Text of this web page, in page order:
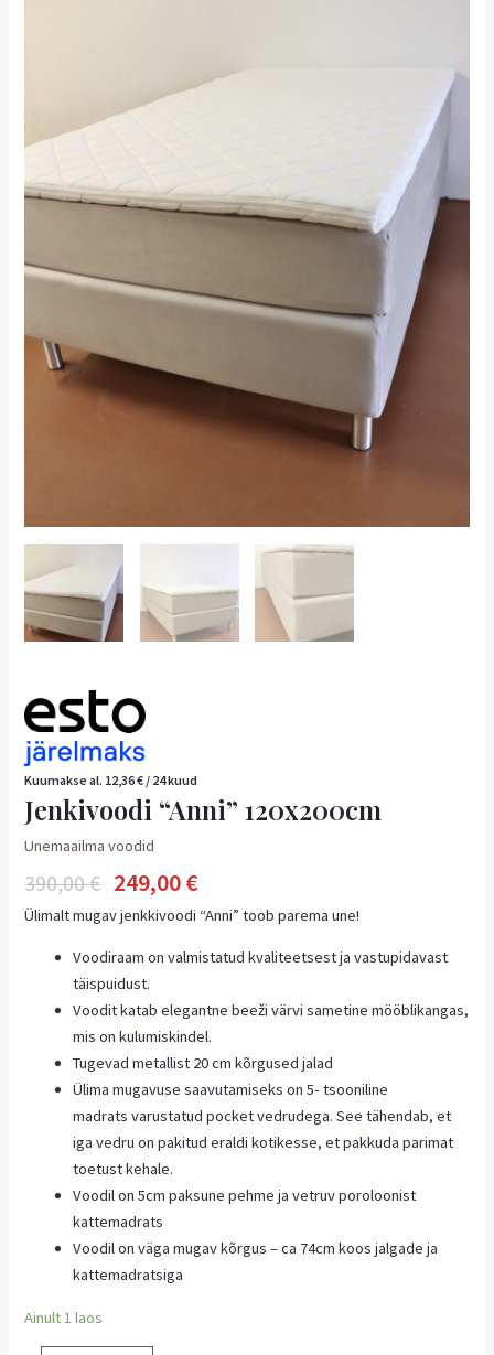
Kuumakse al. 12,36€ / 24 kuud
Jenkivoodi “Anni” 120x200cm
Unemaailma voodid
390,00€ 249,00€
Ülimalt mugav jenkkivoodi “Anni” toob parema une!
Voodiraam on valmistatud kvaliteetsest ja vastupidavast
täispuidust.
Voodit katab elegantne beeži värvi sametine mööblikangas,
mis on kulumiskindel.
Tugevad metallist 20 cm kõrgused jalad
Ülima mugavuse saavutamiseks on 5- tsooniline
madrats varustatud pocket vedrudega. See tähendab, et
iga vedru on pakitud eraldi kotikesse, et pakkuda parimat
toetust kehale.
Voodil on 5cm paksune pehme ja vetruv poroloonist
kattemadrats
Voodil on väga mugav kõrgus – ca 74cm koos jalgade ja
kattemadratsiga
Ainult 1 laos